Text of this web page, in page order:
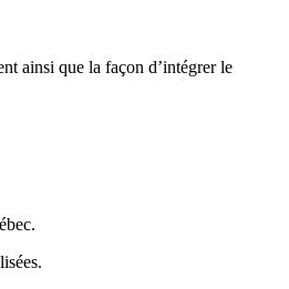
ainsi que la façon d’intégrer le
ébec.